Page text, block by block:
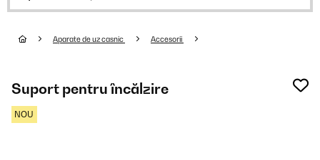
Aparate de uz casnic Accesorii
Suport pentru încălzire
NOU